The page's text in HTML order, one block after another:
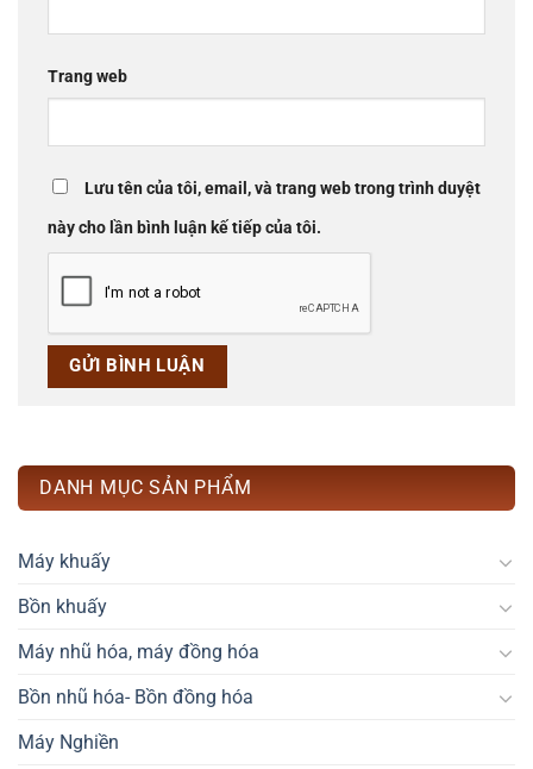
Trang web
Lưu tên của tôi, email, và trang web trong trình duyệt
này cho lần bình luận kế tiếp của tôi.
DANH MỤC SẢN PHẨM
Máy khuấy
Bồn khuấy
Máy nhũ hóa, máy đồng hóa
Bồn nhũ hóa- Bồn đồng hóa
Máy Nghiền